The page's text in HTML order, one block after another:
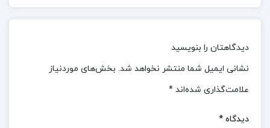
کتاب “احکام کسب و کار” به طور خاص برای تدریس در
جامع مفاهیم و اصول مرتبط با احکام کسب و کار
می‌پردازد. نویسندگان این کتاب با هدف ارائه دانش
کاربردی و جامع به دانشجویان و علاقه‌مندان به حوزه
دیدگاهتان را بنویسید
نشانی ایمیل شما منتشر نخواهد شد. بخش‌های موردنیاز
علامت‌گذاری شده‌اند *
دیدگاه *